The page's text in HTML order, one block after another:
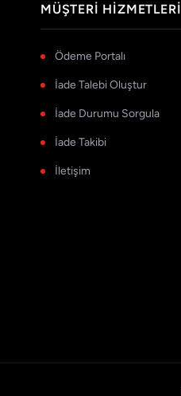
MÜŞTERI HIZMETLERI
Ödeme Portalı
İade Talebi Oluştur
İade Durumu Sorgula
İade Takibi
İletişim